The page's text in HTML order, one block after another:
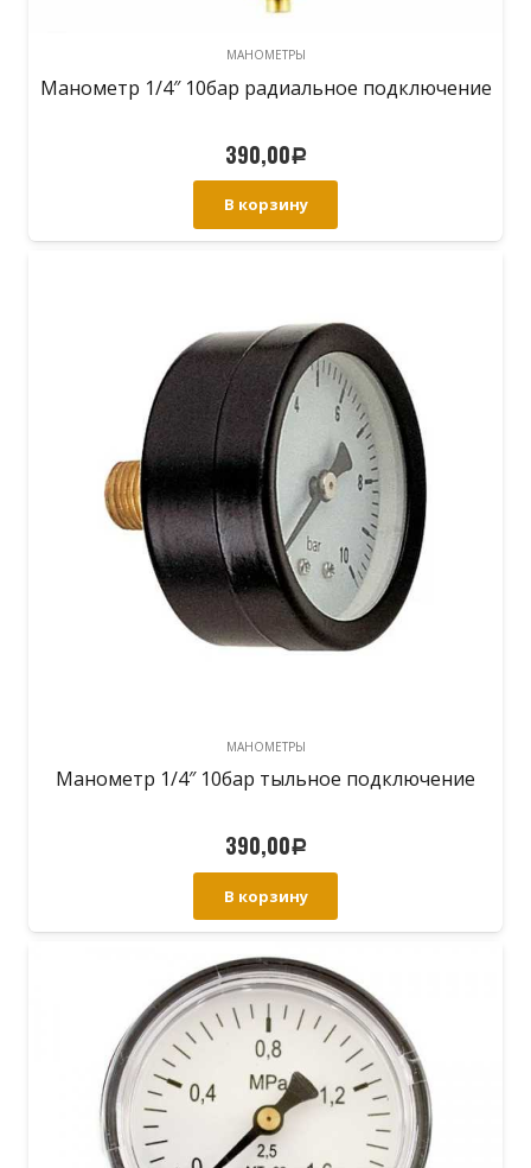
МАНОМЕТРЫ
Манометр 1/4″ 10бар радиальное подключение
390,00Р
В корзину
МАНОМЕТРЫ
Манометр 1/4″ 10бар тыльное подключение
390,00Р
В корзину